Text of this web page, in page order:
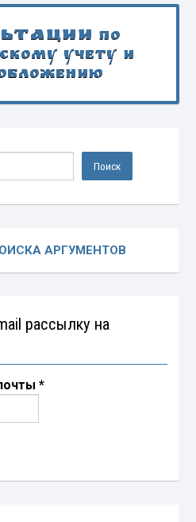
по
учету и
АРГУМЕНТОВ
рассылку на
*